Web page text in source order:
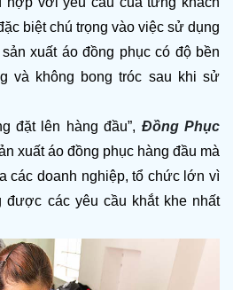
biệt chú trọng vào việc sử dụng
xuất áo đồng phục có độ bền
và không bong tróc sau khi sử
đặt lên hàng đầu”, Đồng Phục
xuất áo đồng phục hàng đầu mà
các doanh nghiệp, tổ chức lớn vì
được các yêu cầu khắt khe nhất